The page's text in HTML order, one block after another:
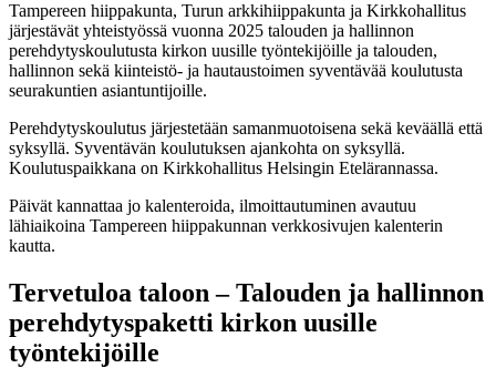
Tampereen hiippakunta, Turun arkkihiippakunta ja Kirkkohallitus
järjestävät yhteistyössä vuonna 2025 talouden ja hallinnon
perehdytyskoulutusta kirkon uusille työntekijöille ja talouden,
hallinnon sekä kiinteistö- ja hautaustoimen syventävää koulutusta
seurakuntien asiantuntijoille.
Perehdytyskoulutus järjestetään samanmuotoisena sekä keväällä että
syksyllä. Syventävän koulutuksen ajankohta on syksyllä.
Koulutuspaikkana on Kirkkohallitus Helsingin Etelärannassa.
Päivät kannattaa jo kalenteroida, ilmoittautuminen avautuu
lähiaikoina Tampereen hiippakunnan verkkosivujen kalenterin
kautta.
Tervetuloa taloon – Talouden ja hallinnon
perehdytyspaketti kirkon uusille
työntekijöille